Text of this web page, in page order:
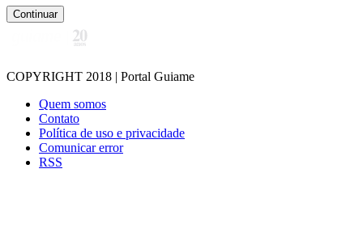
Continuar
COPYRIGHT 2018 | Portal Guiame
Quem somos
Contato
Política de uso e privacidade
Comunicar error
RSS